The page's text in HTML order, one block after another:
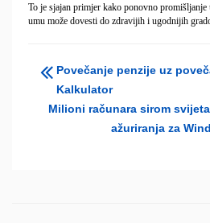
To je sjajan primjer kako ponovno
umu može dovesti do zdravijih i ugodnijih
Povečanje penzije uz
Kalkulator
Milioni računara sirom
ažuriranja za